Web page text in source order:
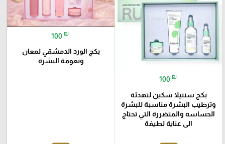
100 ₪
بكج سنتيلا سكين لتهدئة
وترطيب البشرة مناسبة للبشرة
الحساسه والمتضررة التي تحتاج
الى عناية لطيفة
100 ₪
بكج الورد الدمشقي لمعان
ونعومة البشرة